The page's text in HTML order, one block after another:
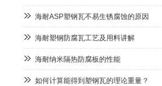
海耐ASP塑钢瓦不易生锈腐蚀的原因
海耐塑钢防腐瓦工艺及用料讲解
海耐纳米隔热防腐板的性能
如何计算能得到塑钢瓦的理论重量？